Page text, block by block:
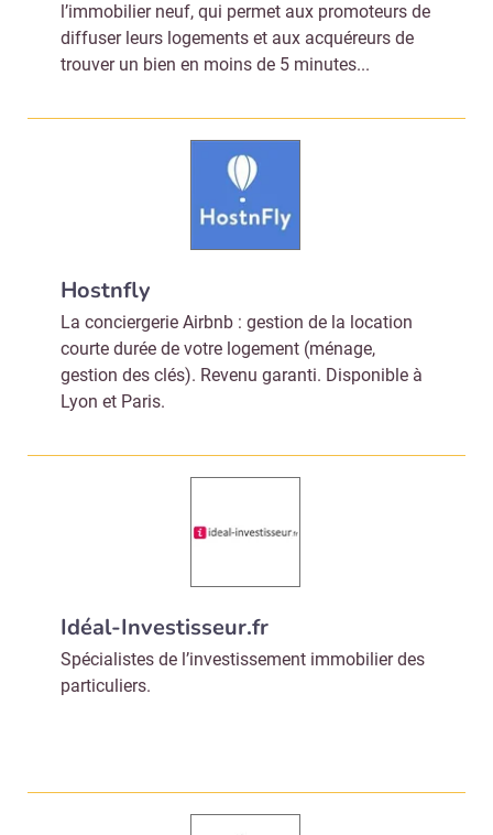
l’immobilier neuf, qui permet aux promoteurs de
diffuser leurs logements et aux acquéreurs de
trouver un bien en moins de 5 minutes...
Hostnfly
La conciergerie Airbnb : gestion de la location
courte durée de votre logement (ménage,
gestion des clés). Revenu garanti. Disponible à
Lyon et Paris.
Idéal-Investisseur.fr
Spécialistes de l’investissement immobilier des
particuliers.